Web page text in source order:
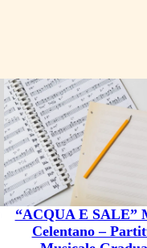
“ACQUA E SALE”
Celentano –